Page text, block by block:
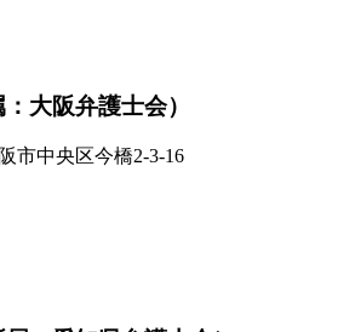
：大阪弁護士会）
市中央区今橋2-3-16